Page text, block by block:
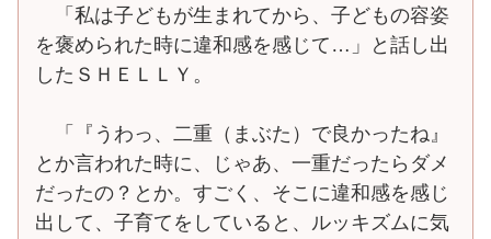
「私は子どもが生まれてから、子どもの容姿
を褒められた時に違和感を感じて…」と話し出
したＳＨＥＬＬＹ。
「『うわっ、二重（まぶた）で良かったね』
とか言われた時に、じゃあ、一重だったらダメ
だったの？とか。すごく、そこに違和感を感じ
出して、子育てをしていると、ルッキズムに気